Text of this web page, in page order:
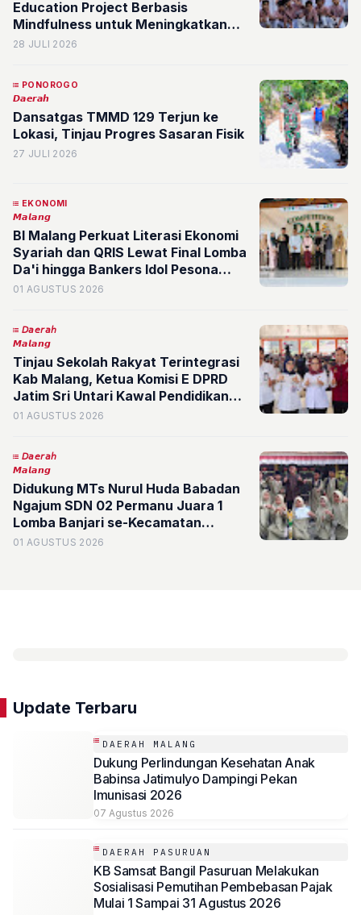
Education Project Berbasis
Mindfulness untuk Meningkatkan
Grit Siswa Sekolah Dasar
28 JULI 2026
PONOROGO
𝘿𝙖𝙚𝙧𝙖𝙝
Dansatgas TMMD 129 Terjun ke
Lokasi, Tinjau Progres Sasaran Fisik
27 JULI 2026
EKONOMI
𝙈𝙖𝙡𝙖𝙣𝙜
BI Malang Perkuat Literasi Ekonomi
Syariah dan QRIS Lewat Final Lomba
Da'i hingga Bankers Idol Pesona
2026
01 AGUSTUS 2026
𝘋𝘢𝘦𝘳𝘢𝘩
𝙈𝙖𝙡𝙖𝙣𝙜
Tinjau Sekolah Rakyat Terintegrasi
Kab Malang, Ketua Komisi E DPRD
Jatim Sri Untari Kawal Pendidikan
Gratis yang Aman bagi Siswa
01 AGUSTUS 2026
𝘋𝘢𝘦𝘳𝘢𝘩
𝙈𝙖𝙡𝙖𝙣𝙜
Didukung MTs Nurul Huda Babadan
Ngajum SDN 02 Permanu Juara 1
Lomba Banjari se-Kecamatan
Pakisaji, Siap Cetak Prestasi Lebih
01 AGUSTUS 2026
Update Terbaru
DAERAH MALANG
Dukung Perlindungan Kesehatan Anak
Babinsa Jatimulyo Dampingi Pekan
Imunisasi 2026
07 Agustus 2026
DAERAH PASURUAN
KB Samsat Bangil Pasuruan Melakukan
Sosialisasi Pemutihan Pembebasan Pajak
Mulai 1 Sampai 31 Agustus 2026